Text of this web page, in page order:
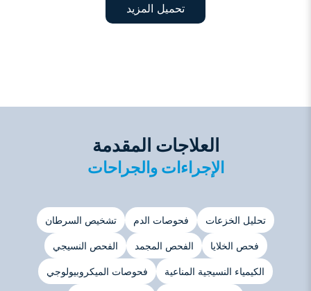
تحميل المزيد
العلاجات المقدمة
الإجراءات والجراحات
تحليل الخزعات فحوصات الدم تشخيص السرطان
فحص الخلايا الفحص المجمد الفحص النسيجي
الكيمياء النسيجية المناعية فحوصات الميكروبيولوجي